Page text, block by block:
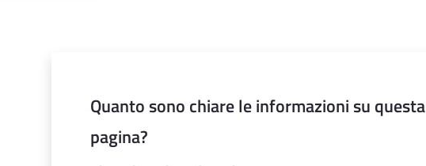
Quanto sono chiare le informazioni su questa
pagina?